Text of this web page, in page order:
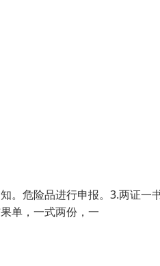
。危险品进行申报。3.两证一
单，一式两份，一